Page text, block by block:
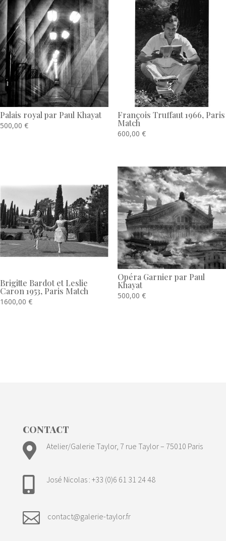
Palais royal par Paul Khayat
500,00 €
François Truffaut 1966, Paris
Match
600,00 €
Brigitte Bardot et Leslie
Caron 1953, Paris Match
1600,00 €
Opéra Garnier par Paul
Khayat
500,00 €
CONTACT
 Atelier/Galerie Taylor, 7 rue Taylor – 75010 Paris
 José Nicolas : +33 (0)6 61 31 24 48
 contact@galerie-taylor.fr